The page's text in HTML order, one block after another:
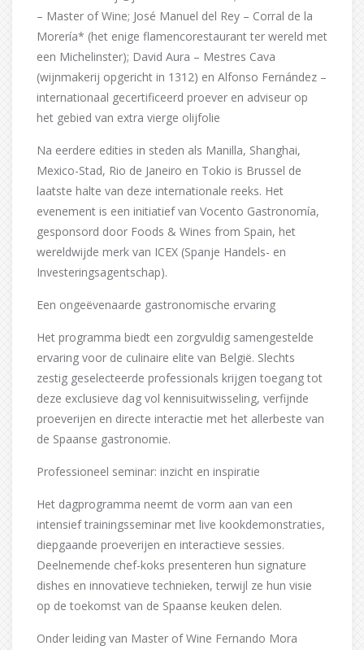
– Master of Wine; José Manuel del Rey – Corral de la
Morería* (het enige flamencorestaurant ter wereld met
een Michelinster); David Aura – Mestres Cava
(wijnmakerij opgericht in 1312) en Alfonso Fernández –
internationaal gecertificeerd proever en adviseur op
het gebied van extra vierge olijfolie
Na eerdere edities in steden als Manilla, Shanghai,
Mexico-Stad, Rio de Janeiro en Tokio is Brussel de
laatste halte van deze internationale reeks. Het
evenement is een initiatief van Vocento Gastronomía,
gesponsord door Foods & Wines from Spain, het
wereldwijde merk van ICEX (Spanje Handels- en
Investeringsagentschap).
Een ongeëvenaarde gastronomische ervaring
Het programma biedt een zorgvuldig samengestelde
ervaring voor de culinaire elite van België. Slechts
zestig geselecteerde professionals krijgen toegang tot
deze exclusieve dag vol kennisuitwisseling, verfijnde
proeverijen en directe interactie met het allerbeste van
de Spaanse gastronomie.
Professioneel seminar: inzicht en inspiratie
Het dagprogramma neemt de vorm aan van een
intensief trainingsseminar met live kookdemonstraties,
diepgaande proeverijen en interactieve sessies.
Deelnemende chef-koks presenteren hun signature
dishes en innovatieve technieken, terwijl ze hun visie
op de toekomst van de Spaanse keuken delen.
Onder leiding van Master of Wine Fernando Mora